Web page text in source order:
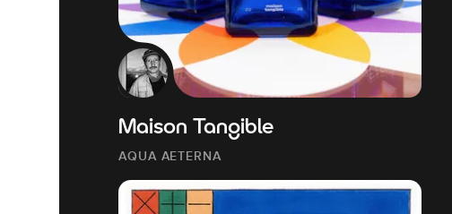
Maison Tangible
AQUA AETERNA